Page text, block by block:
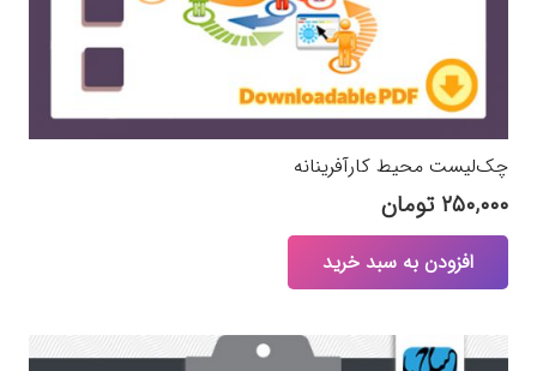
چک‌لیست محیط کارآفرینانه
۲۵۰,۰۰۰ تومان
افزودن به سبد خرید